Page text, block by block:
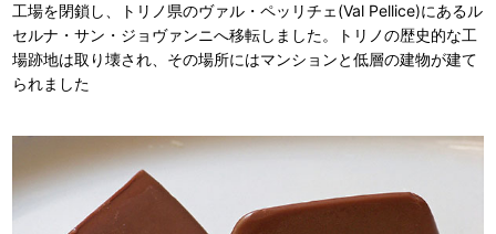
工場を閉鎖し、トリノ県のヴァル・ペッリチェ(Val Pellice)にあるル
セルナ・サン・ジョヴァンニへ移転しました。トリノの歴史的な工
場跡地は取り壊され、その場所にはマンションと低層の建物が建て
られました